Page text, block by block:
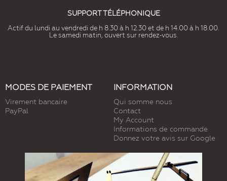
SUPPORT TÉLÉPHONIQUE
Actif du lundi au vendredi de h 8.30 à h 12.30 et de h 14.00 à h 18.00.
Le samedi matin, ouvert sur rendez-vous.
MODES DE PAIEMENT
Virement bancaire
PayPal
INFORMATION
Qui somme nous
Contact
My Account
Informations de commande
Donnez votre avis sur Google